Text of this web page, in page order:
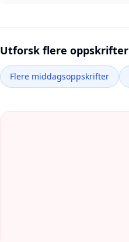
Utforsk flere oppskrifter
Flere middagsoppskrifter